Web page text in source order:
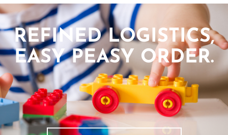
REFINED LOGISTICS,
EASY PEASY ORDER.